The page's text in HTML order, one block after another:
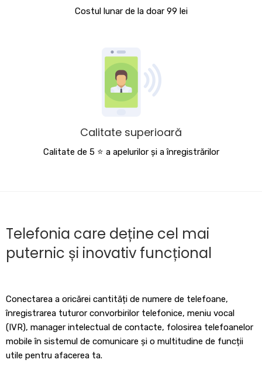
Costul lunar de la doar 99 lei
Calitate superioară
Calitate de 5 ⭐️ a apelurilor și a înregistrărilor
Telefonia care deține cel mai
puternic și inovativ funcțional
Conectarea a oricărei cantități de numere de telefoane,
înregistrarea tuturor convorbirilor telefonice, meniu vocal
(IVR), manager intelectual de contacte, folosirea telefoanelor
mobile în sistemul de comunicare și o multitudine de funcții
utile pentru afacerea ta.